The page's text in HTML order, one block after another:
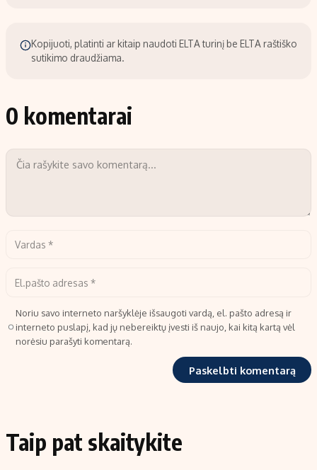
Kopijuoti, platinti ar kitaip naudoti ELTA turinį be ELTA raštiško
sutikimo draudžiama.
0 komentarai
Noriu savo interneto naršyklėje išsaugoti vardą, el. pašto adresą ir
interneto puslapį, kad jų nebereiktų įvesti iš naujo, kai kitą kartą vėl
norėsiu parašyti komentarą.
Taip pat skaitykite